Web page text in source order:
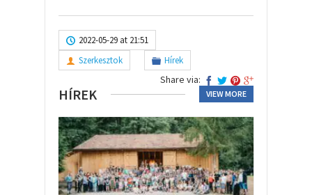
2022-05-29 at 21:51
Szerkesztok
Hírek
Share via:
HÍREK VIEW MORE